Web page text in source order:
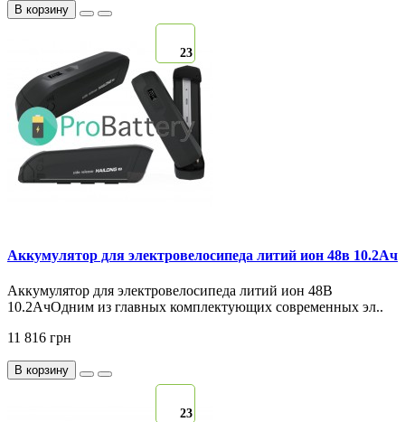
В корзину
23
Аккумулятор для электровелосипеда литий ион 48в 10.2Ач
Аккумулятор для электровелосипеда литий ион 48В
10.2АчОдним из главных комплектующих современных эл..
11 816 грн
В корзину
23